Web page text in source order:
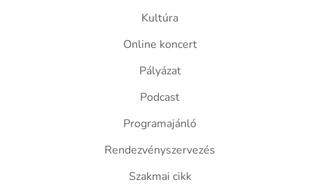
Kultúra
Online koncert
Pályázat
Podcast
Programajánló
Rendezvényszervezés
Szakmai cikk